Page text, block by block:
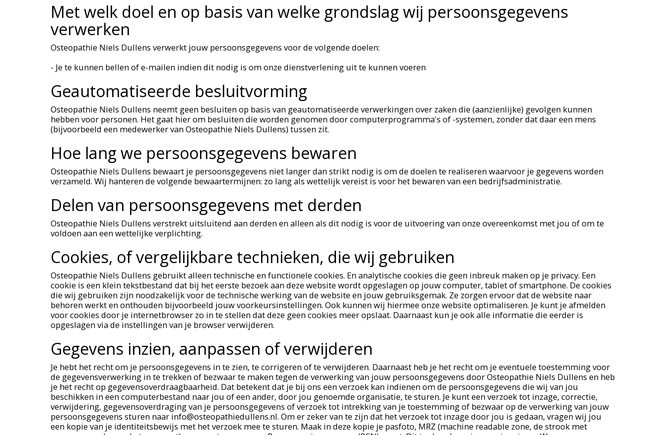
Met welk doel en op basis van welke grondslag wij persoonsgegevens
verwerken
Osteopathie Niels Dullens verwerkt jouw persoonsgegevens voor de volgende doelen:
- Je te kunnen bellen of e-mailen indien dit nodig is om onze dienstverlening uit te kunnen voeren
Geautomatiseerde besluitvorming
Osteopathie Niels Dullens neemt geen besluiten op basis van geautomatiseerde verwerkingen over zaken die (aanzienlijke) gevolgen kunnen
hebben voor personen. Het gaat hier om besluiten die worden genomen door computerprogramma's of -systemen, zonder dat daar een mens
(bijvoorbeeld een medewerker van Osteopathie Niels Dullens) tussen zit.
Hoe lang we persoonsgegevens bewaren
Osteopathie Niels Dullens bewaart je persoonsgegevens niet langer dan strikt nodig is om de doelen te realiseren waarvoor je gegevens worden
verzameld. Wij hanteren de volgende bewaartermijnen: zo lang als wettelijk vereist is voor het bewaren van een bedrijfsadministratie.
Delen van persoonsgegevens met derden
Osteopathie Niels Dullens verstrekt uitsluitend aan derden en alleen als dit nodig is voor de uitvoering van onze overeenkomst met jou of om te
voldoen aan een wettelijke verplichting.
Cookies, of vergelijkbare technieken, die wij gebruiken
Osteopathie Niels Dullens gebruikt alleen technische en functionele cookies. En analytische cookies die geen inbreuk maken op je privacy. Een
cookie is een klein tekstbestand dat bij het eerste bezoek aan deze website wordt opgeslagen op jouw computer, tablet of smartphone. De cookies
die wij gebruiken zijn noodzakelijk voor de technische werking van de website en jouw gebruiksgemak. Ze zorgen ervoor dat de website naar
behoren werkt en onthouden bijvoorbeeld jouw voorkeursinstellingen. Ook kunnen wij hiermee onze website optimaliseren. Je kunt je afmelden
voor cookies door je internetbrowser zo in te stellen dat deze geen cookies meer opslaat. Daarnaast kun je ook alle informatie die eerder is
opgeslagen via de instellingen van je browser verwijderen.
Gegevens inzien, aanpassen of verwijderen
Je hebt het recht om je persoonsgegevens in te zien, te corrigeren of te verwijderen. Daarnaast heb je het recht om je eventuele toestemming voor
de gegevensverwerking in te trekken of bezwaar te maken tegen de verwerking van jouw persoonsgegevens door Osteopathie Niels Dullens en heb
je het recht op gegevensoverdraagbaarheid. Dat betekent dat je bij ons een verzoek kan indienen om de persoonsgegevens die wij van jou
beschikken in een computerbestand naar jou of een ander, door jou genoemde organisatie, te sturen. Je kunt een verzoek tot inzage, correctie,
verwijdering, gegevensoverdraging van je persoonsgegevens of verzoek tot intrekking van je toestemming of bezwaar op de verwerking van jouw
persoonsgegevens sturen naar info@osteopathiedullens.nl. Om er zeker van te zijn dat het verzoek tot inzage door jou is gedaan, vragen wij jou
een kopie van je identiteitsbewijs met het verzoek mee te sturen. Maak in deze kopie je pasfoto, MRZ (machine readable zone, de strook met